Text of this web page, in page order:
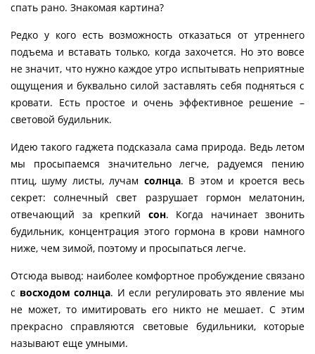
спать рано. Знакомая картина?
Редко у кого есть возможность отказаться от утреннего
подъема и вставать только, когда захочется. Но это вовсе
не значит, что нужно каждое утро испытывать неприятные
ощущения и буквально силой заставлять себя подняться с
кровати. Есть простое и очень эффективное решение –
световой будильник.
Идею такого гаджета подсказала сама природа. Ведь летом
мы просыпаемся значительно легче, радуемся пению
птиц, шуму листы, лучам солнца. В этом и кроется весь
секрет: солнечный свет разрушает гормон мелатонин,
отвечающий за крепкий сон. Когда начинает звонить
будильник, концентрация этого гормона в крови намного
ниже, чем зимой, поэтому и просыпаться легче.
Отсюда вывод: наиболее комфортное пробуждение связано
с восходом солнца. И если регулировать это явление мы
не может, то имитировать его никто не мешает. С этим
прекрасно справляются световые будильники, которые
называют еще умными.